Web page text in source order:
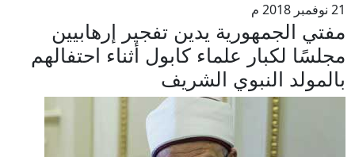
21 نوفمبر 2018 م
مفتي الجمهورية يدين تفجير إرهابيين
مجلسًا لكبار علماء كابول أثناء احتفالهم
بالمولد النبوي الشريف